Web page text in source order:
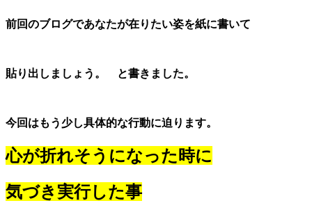
前回のブログであなたが在りたい姿を紙に書いて
貼り出しましょう。 と書きました。
今回はもう少し具体的な行動に迫ります。
心が折れそうになった時に
気づき実行した事